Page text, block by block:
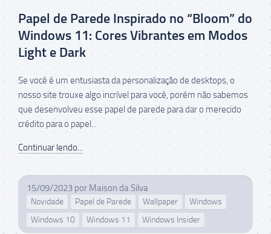
Papel de Parede Inspirado no “Bloom” do
Windows 11: Cores Vibrantes em Modos
Light e Dark
Se você é um entusiasta da personalização de desktops, o
nosso site trouxe algo incrível para você, porém não sabemos
que desenvolveu esse papel de parede para dar o merecido
crédito para o papel...
Continuar lendo...
15/09/2023 por Maison da Silva
Novidade Papel de Parede Wallpaper
Windows
Windows 10
Windows 11 Windows Insider